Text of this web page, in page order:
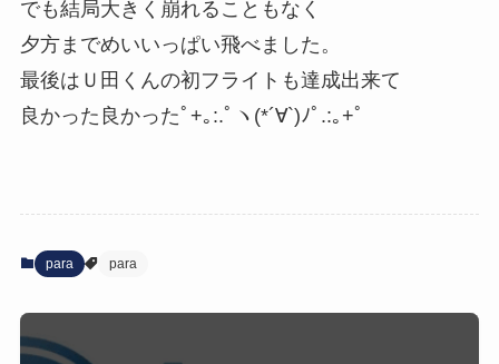
でも結局大きく崩れることもなく
夕方までめいいっぱい飛べました。
最後はＵ田くんの初フライトも達成出来て
良かった良かったﾟ+｡:.ﾟヽ(*´∀`)ﾉﾟ.:｡+ﾟ
para para